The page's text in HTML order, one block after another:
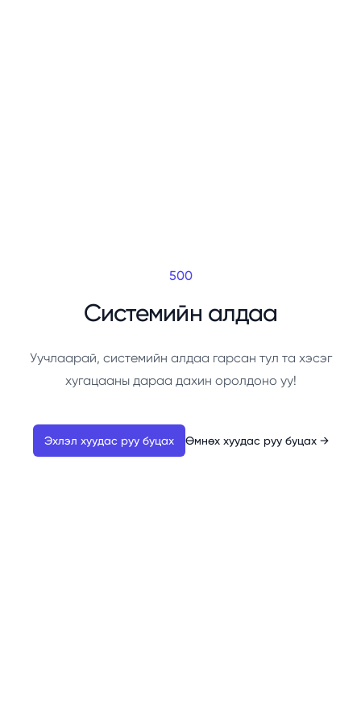
500
Системийн алдаа
Уучлаарай, системийн алдаа гарсан тул та хэсэг
хугацааны дараа дахин оролдоно уу!
Эхлэл хуудас руу буцах Өмнөх хуудас руу буцах →